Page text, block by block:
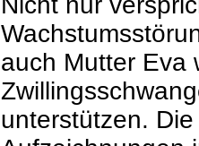
auch Mutter Eva
unterstützen.